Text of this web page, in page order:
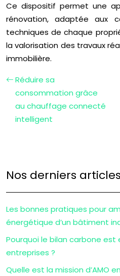
Ce dispositif permet une
rénovation, adaptée aux
techniques de chaque
la valorisation des travaux
immobilière.
Réduire sa
consommation grâce
au chauffage connecté
intelligent
Nos derniers articles
Les bonnes pratiques pour
énergétique d’un bâtiment
Pourquoi le bilan carbone est
entreprises ?
Quelle est la mission d’AMO